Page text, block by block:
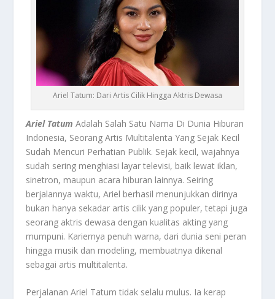
Ariel Tatum: Dari Artis Cilik Hingga Aktris Dewasa
Ariel Tatum Adalah Salah Satu Nama Di Dunia Hiburan
Indonesia, Seorang Artis Multitalenta Yang Sejak Kecil
Sudah Mencuri Perhatian Publik. Sejak kecil, wajahnya
sudah sering menghiasi layar televisi, baik lewat iklan,
sinetron, maupun acara hiburan lainnya. Seiring
berjalannya waktu, Ariel berhasil menunjukkan dirinya
bukan hanya sekadar artis cilik yang populer, tetapi juga
seorang aktris dewasa dengan kualitas akting yang
mumpuni. Kariernya penuh warna, dari dunia seni peran
hingga musik dan modeling, membuatnya dikenal
sebagai artis multitalenta.
Perjalanan Ariel Tatum tidak selalu mulus. Ia kerap